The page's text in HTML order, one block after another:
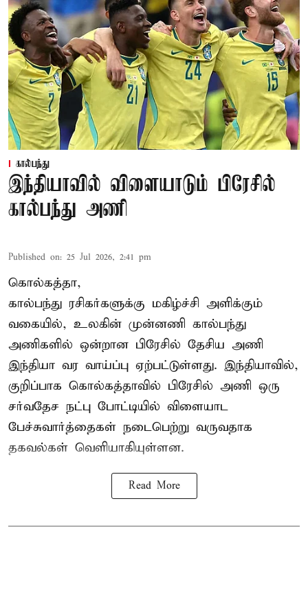
கால்பந்து
இந்தியாவில் விளையாடும் பிரேசில்
கால்பந்து அணி
Published on: 25 Jul 2026, 2:41 pm
கொல்கத்தா,
கால்பந்து ரசிகர்களுக்கு மகிழ்ச்சி அளிக்கும்
வகையில், உலகின் முன்னணி கால்பந்து
அணிகளில் ஒன்றான பிரேசில் தேசிய அணி
இந்தியா வர வாய்ப்பு ஏற்பட்டுள்ளது. இந்தியாவில்,
குறிப்பாக கொல்கத்தாவில் பிரேசில் அணி ஒரு
சர்வதேச நட்பு போட்டியில் விளையாட
பேச்சுவார்த்தைகள் நடைபெற்று வருவதாக
தகவல்கள் வெளியாகியுள்ளன.
Read More